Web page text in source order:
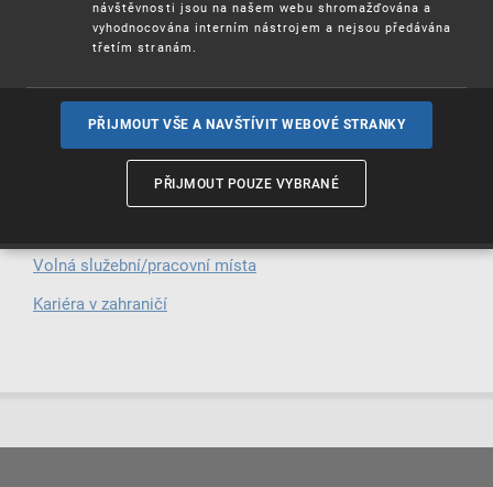
Chcete pracovat v úřadu, který rozhoduje o poskytnutí
ochrany nejnovějším technickým nápadům,
původnímu designu nebo neotřelým názvům výrobků a
informací o technice, vytváří legislativu oboru a má
rozsáhlé mezinárodní vztahy?
Máte-li zájem, na dalších stránkách se dozvíte o naší
aktuální nabídce více.
Volná služební/pracovní místa
Kariéra v zahraničí
návštěvnosti jsou na našem webu shromažďována a
vyhodnocována interním nástrojem a nejsou předávána
třetím stranám.
PŘIJMOUT VŠE A NAVŠTÍVIT WEBOVÉ STRANKY
PŘIJMOUT POUZE VYBRANÉ